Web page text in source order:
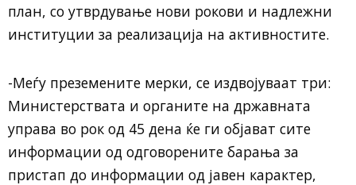
план, со утврдување нови рокови и надлежни
институции за реализација на активностите.
-Меѓу преземените мерки, се издвојуваат три:
Министерствата и органите на државната
управа во рок од 45 дена ќе ги објават сите
информации од одговорените барања за
пристап до информации од јавен карактер,